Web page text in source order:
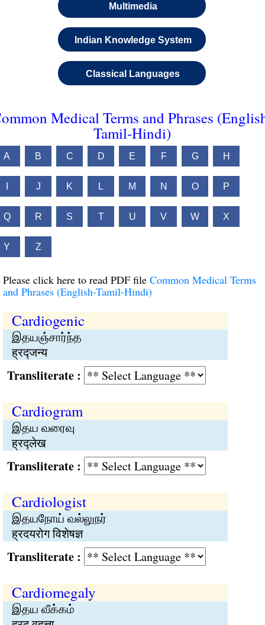
Multimedia
Indian Knowledge System
Classical Languages
Medical Terms and Phrases
Tamil-Hindi)
A B C D E F G H
J K L M N O P
Q R S T U V W X
Y Z
Please click here to read PDF file Common Medical Terms
and Phrases (English-Tamil-Hindi)
Cardiogenic
இதயஞ்சார்ந்த
ह्रद्जन्य
:
Cardiogram
இதய வரைவு
ह्रद्लेख
:
Cardiologist
இதயநோய் வல்லுநர்
ह्रदयरोग विशेषज्ञ
:
Cardiomegaly
இதய வீக்கம்